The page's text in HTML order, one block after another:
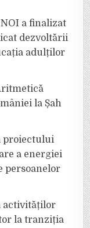
NOI a finalizat
dezvoltării
adulților
la Șah
proiectului
a energiei
persoanelor
activităților
la tranziția